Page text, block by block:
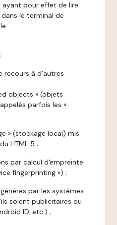
ayant pour effet de lire
le terminal de
:
recours à d'autres
objects » (objets
parfois les «
» (stockage local) mis
HTML 5 ;
par calcul d'empreinte
fingerprinting ») ;
par les systèmes
soient publicitaires ou
ID, etc.) ;